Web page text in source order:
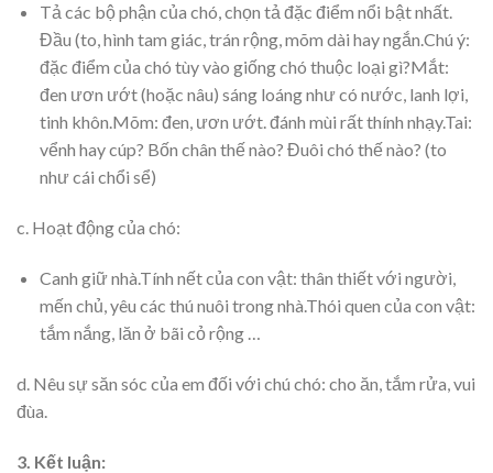
Tả các bộ phận của chó, chọn tả đặc điểm nổi bật nhất.
Đầu (to, hình tam giác, trán rộng, mõm dài hay ngắn.Chú ý:
đặc điểm của chó tùy vào giống chó thuộc loại gì?Mắt:
đen ươn ướt (hoặc nâu) sáng loáng như có nước, lanh lợi,
tinh khôn.Mõm: đen, ươn ướt. đánh mùi rất thính nhạy.Tai:
vểnh hay cúp? Bốn chân thế nào? Đuôi chó thế nào? (to
như cái chổi sể)
c. Hoạt động của chó:
Canh giữ nhà.Tính nết của con vật: thân thiết với người,
mến chủ, yêu các thú nuôi trong nhà.Thói quen của con vật:
tắm nắng, lăn ở bãi cỏ rộng …
d. Nêu sự săn sóc của em đối với chú chó: cho ăn, tắm rửa, vui
đùa.
3. Kết luận: